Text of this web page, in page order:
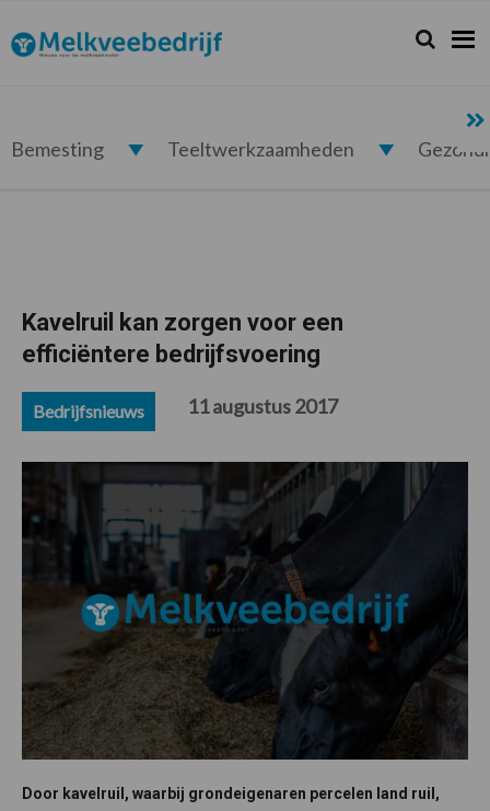
de
hoofdnavigatie
de
hoofd
de
eerste
de
voettekst
Melkveebedrijf.nl Zoeken...
Zoek
Bemesting Teeltwerkzaamheden
Kavelruil kan zorgen voor een
efficiëntere bedrijfsvoering
Bedrijfsnieuws 11 augustus 2017
Door kavelruil, waarbij grondeigenaren percelen land ruil,